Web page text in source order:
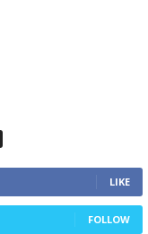
LIKE
FOLLOW